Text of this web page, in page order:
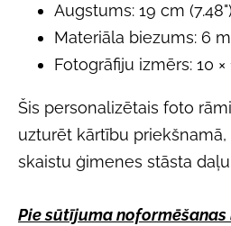
Augstums: 19 cm (7.48")
Materiāla biezums: 6
Fotogrāfiju izmērs: 10 ×
Šis personalizētais foto
uzturēt kārtību
skaistu ģimenes stāsta daļu
Pie sūtījuma